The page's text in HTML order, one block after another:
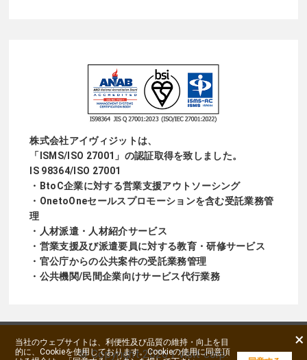
株式会社アイヴィジットは、
「ISMS/ISO 27001」の認証取得を致しました。
IS 98364/ISO 27001
・BtoC企業に対する営業支援アウトソーシング
・OnetoOneセールスプロモーションを含む受託業務管
理
・人材派遣・人材紹介サービス
・営業支援及び派遣要員に対する教育・研修サービス
・官公庁からの公共案件の受託業務管理
・公共機関/民間企業向けサービス代行業務
© Copyright2026 I Visit corp.
×
当社のウェブサイトは、利便性及び品質の維持・向上を目
的に、Cookieを使用しております。Cookieの使用に同意頂